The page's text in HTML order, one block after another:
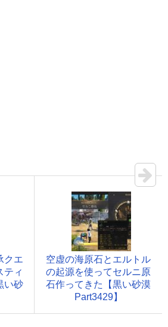
クエ
ティ
い砂
空虚の海原石とエルトル
の起源を使ってセルニ原
石作ってきた【黒い砂漠
Part3429】